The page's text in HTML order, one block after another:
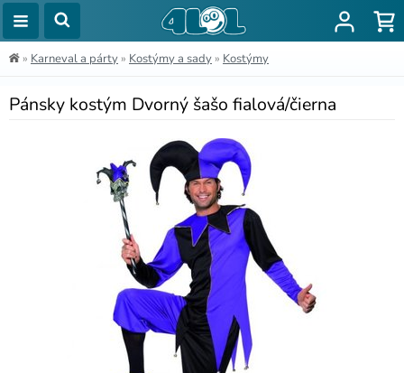
» Karneval a párty » Kostýmy a sady » Kostýmy
Pánsky kostým Dvorný šašo fialová/čierna